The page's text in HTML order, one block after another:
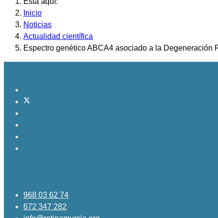
Inicio
Noticias
Actualidad científica
Espectro genético ABCA4 asociado a la Degeneración
968 03 62 74
672 347 282